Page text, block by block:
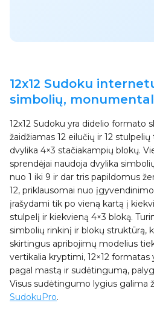
12x12 Sudoku
simbolių,
12x12 Sudoku yra didelio formato
žaidžiamas 12 eilučių ir 12
dvylika 4×3 stačiakampių blokų.
sprendėjai naudoja dvylika
nuo 1 iki 9 ir dar tris papildomus
12, priklausomai nuo
įrašydami tik po vieną kartą į
stulpelį ir kiekvieną 4×3 bloką.
simbolių rinkinį ir blokų struktūrą,
skirtingus apribojimų modelius
vertikalia kryptimi, 12×12 formatas
pagal mastą ir sudėtingumą,
Visus sudėtingumo lygius galima
SudokuPro.